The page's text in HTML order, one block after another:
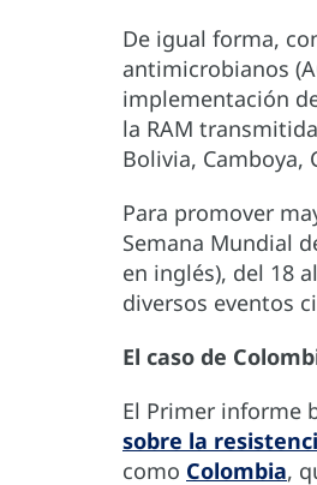
De igual forma,
antimicrobianos
implementación
la RAM
Bolivia, Camboya,
Para promover
Semana Mundial
en inglés), del 18
diversos eventos
El caso de
El Primer informe
sobre la
como Colombia,